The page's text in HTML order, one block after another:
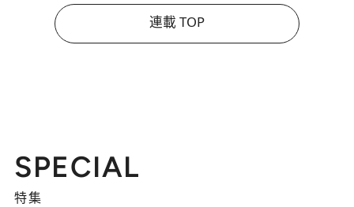
連載 TOP
SPECIAL
特集